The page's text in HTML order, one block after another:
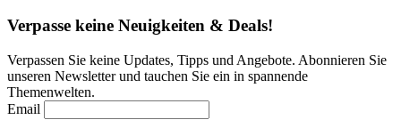
Verpasse keine Neuigkeiten & Deals!
Verpassen Sie keine Updates, Tipps und Angebote. Abonnieren Sie
unseren Newsletter und tauchen Sie ein in spannende
Themenwelten.
Email